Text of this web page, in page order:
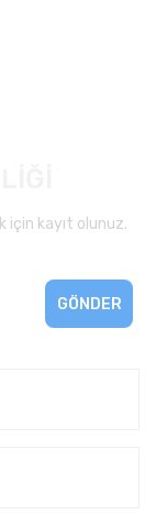
için kayıt olunuz.
GÖNDER